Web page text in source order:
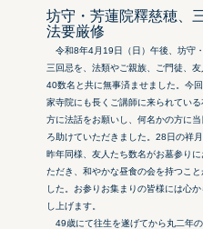
坊守・芳蓮院釋慈穂、
法要厳修
令和8年4月19日（日）午後、坊守
三回忌を、法類やご親族、ご門徒、
40数名と共に無事済ませました。今
家寺院にも長くご講師に来られてい
方に法話をお願いし、何名かの方に
ろ助けていただきました。28日の祥
昨年同様、友人たち数名がお墓参り
ただき、和やかな昼食の会を持つこと
した。お参りお集まりの皆様には心か
し上げます。
49歳にて往生を遂げてから丸二年